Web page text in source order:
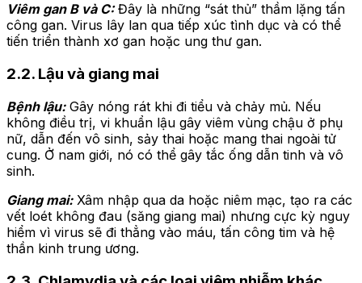
Viêm gan B và C:Đây là những “sát thủ” thầm lặng tấn
công gan. Virus lây lan qua tiếp xúc tình dục và có thể
tiến triển thành xơ gan hoặc ung thư gan.
2.2. Lậu và giang mai
Bệnh lậu:Gây nóng rát khi đi tiểu và chảy mủ. Nếu
không điều trị, vi khuẩn lậu gây viêm vùng chậu ở phụ
nữ, dẫn đến vô sinh, sảy thai hoặc mang thai ngoài tử
cung. Ở nam giới, nó có thể gây tắc ống dẫn tinh và vô
sinh.
Giang mai:Xâm nhập qua da hoặc niêm mạc, tạo ra các
vết loét không đau (săng giang mai) nhưng cực kỳ nguy
hiểm vì virus sẽ đi thẳng vào máu, tấn công tim và hệ
thần kinh trung ương.